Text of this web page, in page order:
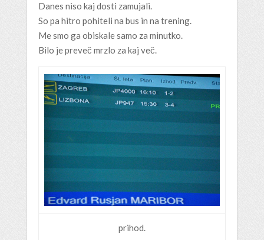
Danes niso kaj dosti zamujali.
So pa hitro pohiteli na bus in na trening.
Me smo ga obiskale samo za minutko.
Bilo je preveč mrzlo za kaj več.
prihod.